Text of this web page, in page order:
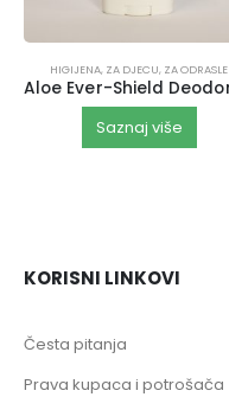
HIGIJENA, ZA DJECU, ZA ODRASLE
Saznaj više
KORISNI LINKOVI
Česta pitanja
Prava kupaca i potrošača